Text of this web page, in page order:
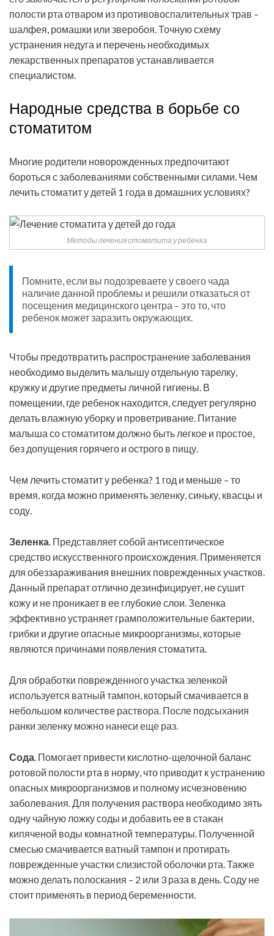
полости рта отваром из противовоспалительных трав –
шалфея, ромашки или зверобоя. Точную схему
устранения недуга и перечень необходимых
лекарственных препаратов устанавливается
специалистом.
Народные средства в борьбе со
стоматитом
Многие родители новорожденных предпочитают
бороться с заболеваниями собственными силами. Чем
лечить стоматит у детей 1 года в домашних условиях?
Методы лечения стоматита у ребенка
Помните, если вы подозреваете у своего чада
наличие данной проблемы и решили отказаться от
посещения медицинского центра – это то, что
ребенок может заразить окружающих.
Чтобы предотвратить распространение заболевания
необходимо выделить малышу отдельную тарелку,
кружку и другие предметы личной гигиены. В
помещении, где ребенок находится, следует регулярно
делать влажную уборку и проветривание. Питание
малыша со стоматитом должно быть легкое и простое,
без допущения горячего и острого в пищу.
Чем лечить стоматит у ребенка? 1 год и меньше – то
время, когда можно применять зеленку, синьку, квасцы и
соду.
Зеленка. Представляет собой антисептическое
средство искусственного происхождения. Применяется
для обеззараживания внешних поврежденных участков.
Данный препарат отлично дезинфицирует, не сушит
кожу и не проникает в ее глубокие слои. Зеленка
эффективно устраняет грамположительные бактерии,
грибки и другие опасные микроорганизмы, которые
являются причинами появления стоматита.
Для обработки поврежденного участка зеленкой
используется ватный тампон, который смачивается в
небольшом количестве раствора. После подсыхания
ранки зеленку можно нанеси еще раз.
Сода. Помогает привести кислотно-щелочной баланс
ротовой полости рта в норму, что приводит к устранению
опасных микроорганизмов и полному исчезновению
заболевания. Для получения раствора необходимо зять
одну чайную ложку соды и добавить ее в стакан
кипяченой воды комнатной температуры. Полученной
смесью смачивается ватный тампон и протирать
поврежденные участки слизистой оболочки рта. Также
можно делать полоскания – 2 или 3 раза в день. Соду не
стоит применять в период беременности.